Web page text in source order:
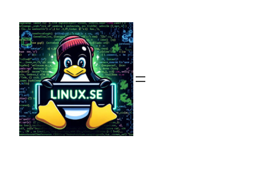
innehåll